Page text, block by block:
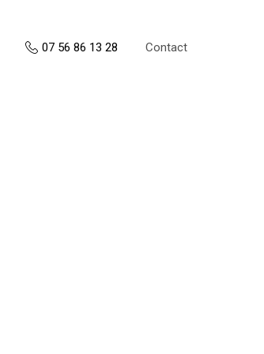
07 56 86 13 28 Contact